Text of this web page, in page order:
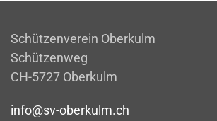
Schützenverein Oberkulm
Schützenweg
CH-5727 Oberkulm
info@sv-oberkulm.ch